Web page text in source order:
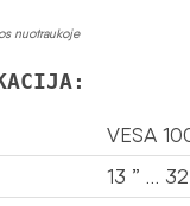
nuotraukoje
VESA
13 ” …